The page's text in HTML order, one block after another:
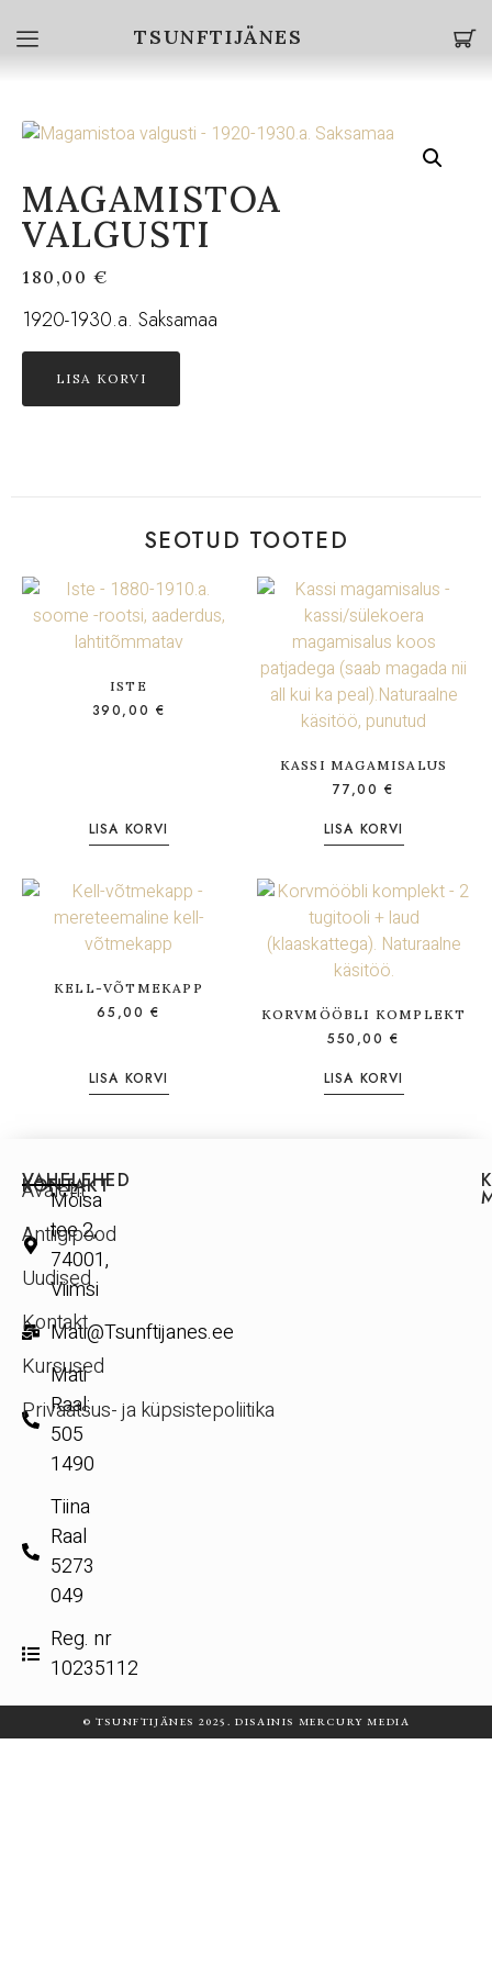
TSUNFTIJÄNES
MAGAMISTOA
VALGUSTI
180,00€
1920-1930.a. Saksamaa
LISA KORVI
SEOTUD TOOTED
ISTE
390,00 €
LISA KORVI
KASSI MAGAMISALUS
77,00 €
LISA KORVI
KELL-VÕTMEKAPP
65,00 €
LISA KORVI
KORVMÖÖBLI KOMPLEKT
550,00€
LISA KORVI
KONTAKT
Mõisa
tee 2,
74001,
Viimsi
Mati@Tsunftijanes.ee
Mati
Raal:
505
1490
Tiina
Raal
5273
049
Reg. nr
10235112
VAHELEHED
Avaleht
Antiigipood
Uudised
Kontakt
Kursused
Privaatsus- ja küpsistepoliitika
© TSUNFTIJÄNES 2025. DISAINIS MERCURY MEDIA